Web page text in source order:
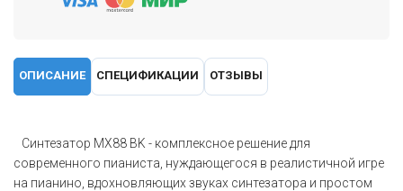
ОПИСАНИЕ СПЕЦИФИКАЦИИ ОТЗЫВЫ
Синтезатор MX88 BK - комплексное решение для
современного пианиста, нуждающегося в реалистичной игре
на пианино, вдохновляющих звуках синтезатора и простом